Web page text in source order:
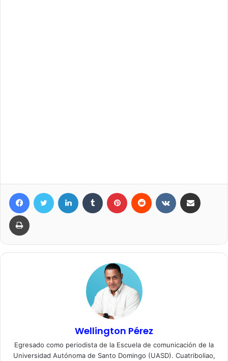
FacebookTwitter LinkedIn Tumblr Pinterest Reddit VKontakte
Imprimir
Wellington Pérez
Egresado como periodista de la Escuela de comunicación de la
Universidad Autónoma de Santo Domingo (UASD). Cuatriboliao,